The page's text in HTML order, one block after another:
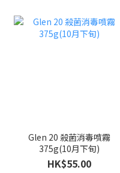
Glen 20 殺菌消毒噴霧
375g(10月下旬)
HK$55.00